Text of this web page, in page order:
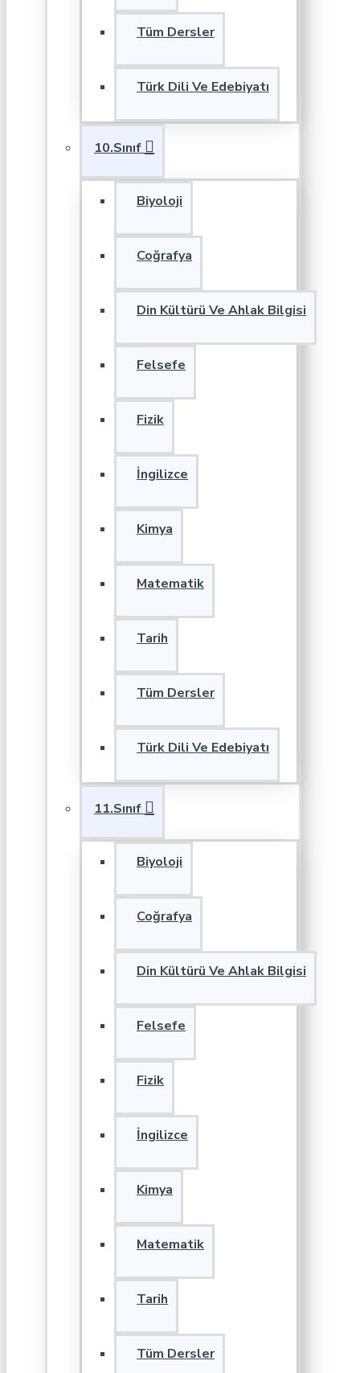
Tüm Dersler
Türk Dili Ve Edebiyatı
10.Sınıf
Biyoloji
Coğrafya
Din Kültürü Ve Ahlak Bilgisi
Felsefe
Fizik
İngilizce
Kimya
Matematik
Tarih
Tüm Dersler
Türk Dili Ve Edebiyatı
11.Sınıf
Biyoloji
Coğrafya
Din Kültürü Ve Ahlak Bilgisi
Felsefe
Fizik
İngilizce
Kimya
Matematik
Tarih
Tüm Dersler